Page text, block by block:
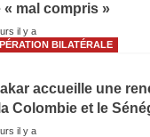
mal compris »
il y a
BILATÉRALE
accueille une
Colombie et le
il y a